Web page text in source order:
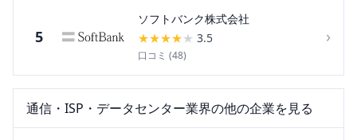
5
ソフトバンク株式会社
★★★★★ 3.5
口コミ (48)
›
通信・ISP・データセンター業界の他の企業を見る